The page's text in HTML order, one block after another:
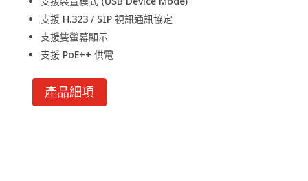
支援 H.323 / SIP 視訊通訊協定
支援雙螢幕顯示
支援 PoE++ 供電
產品細項